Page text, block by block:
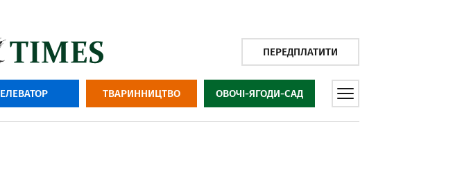
ПЕРЕДПЛАТИТИ
ЕЛЕВАТОР ТВАРИННИЦТВО ОВОЧІ-ЯГОДИ-САД